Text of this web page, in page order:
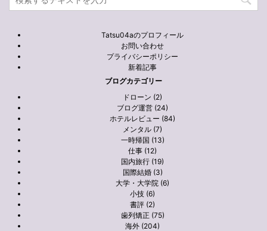
Tatsu04aのプロフィール
お問い合わせ
プライバシーポリシー
新着記事
ブログカテゴリー
ドローン (2)
ブログ運営 (24)
ホテルレビュー (84)
メンタル (7)
一時帰国 (13)
仕事 (12)
国内旅行 (19)
国際結婚 (3)
大学・大学院 (6)
小技 (6)
書評 (2)
歯列矯正 (75)
海外 (204)